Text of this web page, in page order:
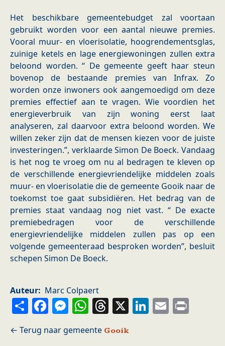
Het beschikbare gemeentebudget zal voortaan
gebruikt worden voor een aantal nieuwe premies.
Vooral muur- en vloerisolatie, hoogrendementsglas,
zuinige ketels en lage energiewoningen zullen extra
beloond worden. “ De gemeente geeft haar steun
bovenop de bestaande premies van Infrax. Zo
worden onze inwoners ook aangemoedigd om deze
premies effectief aan te vragen. Wie voordien het
energieverbruik van zijn woning eerst laat
analyseren, zal daarvoor extra beloond worden. We
willen zeker zijn dat de mensen kiezen voor de juiste
investeringen.”, verklaarde Simon De Boeck. Vandaag
is het nog te vroeg om nu al bedragen te kleven op
de verschillende energievriendelijke middelen zoals
muur- en vloerisolatie die de gemeente Gooik naar de
toekomst toe gaat subsidiëren. Het bedrag van de
premies staat vandaag nog niet vast. “ De exacte
premiebedragen voor de verschillende
energievriendelijke middelen zullen pas op een
volgende gemeenteraad besproken worden”, besluit
schepen Simon De Boeck.
Auteur Marc Colpaert
ShareFacebook
Messenger
WhatsApp
Threads
X LinkedIn
Email
Gooik